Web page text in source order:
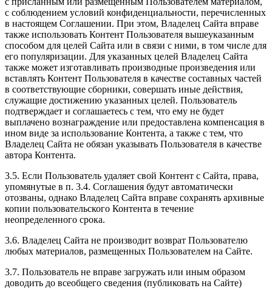
с соблюдением условий конфиденциальности, перечисленных
в настоящем Соглашении. При этом, Владелец Сайта вправе
также использовать Контент Пользователя вышеуказанным
способом для целей Сайта или в связи с ними, в том числе для
его популяризации. Для указанных целей Владелец Сайта
также может изготавливать производные произведения или
вставлять Контент Пользователя в качестве составных частей
в соответствующие сборники, совершать иные действия,
служащие достижению указанных целей. Пользователь
подтверждает и соглашаетесь с тем, что ему не будет
выплачено вознаграждение или предоставлена компенсация в
ином виде за использование Контента, а также с тем, что
Владелец Сайта не обязан указывать Пользователя в качестве
автора Контента.
3.5. Если Пользователь удаляет свой Контент с Сайта, права,
упомянутые в п. 3.4. Соглашения будут автоматически
отозваны, однако Владелец Сайта вправе сохранять архивные
копии пользовательского Контента в течение
неопределенного срока.
3.6. Владелец Сайта не производит возврат Пользователю
любых материалов, размещенных Пользователем на Сайте.
3.7. Пользователь не вправе загружать или иным образом
доводить до всеобщего сведения (публиковать на Сайте)